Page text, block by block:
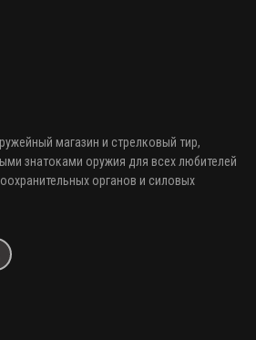
магазин и стрелковый тир,
знатоками оружия для всех любителей
органов и силовых